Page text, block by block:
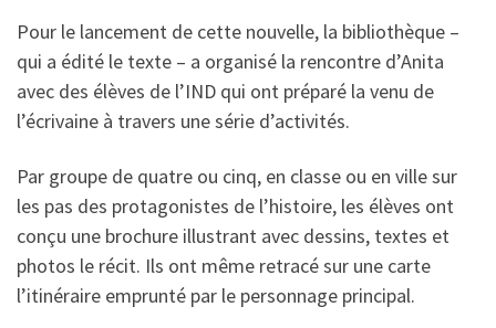
Pour le lancement de cette nouvelle, la bibliothèque –
qui a édité le texte – a organisé la rencontre d’Anita
avec des élèves de l’IND qui ont préparé la venu de
l’écrivaine à travers une série d’activités.
Par groupe de quatre ou cinq, en classe ou en ville sur
les pas des protagonistes de l’histoire, les élèves ont
conçu une brochure illustrant avec dessins, textes et
photos le récit. Ils ont même retracé sur une carte
l’itinéraire emprunté par le personnage principal.